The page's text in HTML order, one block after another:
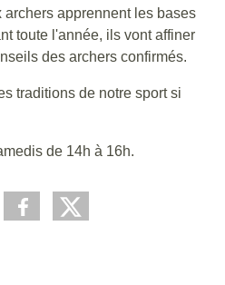
apprennent les bases
toute l'année, ils vont affiner
des archers confirmés.
traditions de notre sport si
de 14h à 16h.